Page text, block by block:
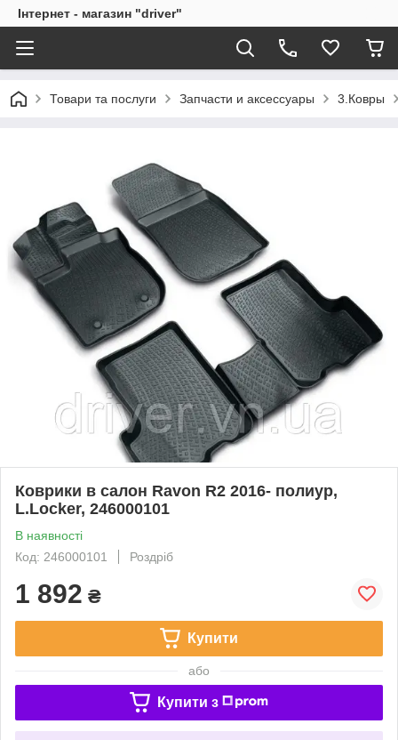
Інтернет - магазин "driver"
Товари та послуги Запчасти и аксессуары 3.Ковры
Коврики в салон Ravon R2 2016- полиур,
L.Locker, 246000101
В наявності
Код: 246000101
Роздріб
1 892 ₴
Купити
або
Купити з